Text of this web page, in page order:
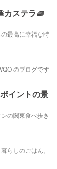
カステラ🧇
最高に幸福な時
のブログです
イントの景
の関東食べ歩き
らしのごはん。